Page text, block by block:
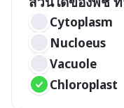
Cytoplasm
Nucloeus
Vacuole
Chloroplast